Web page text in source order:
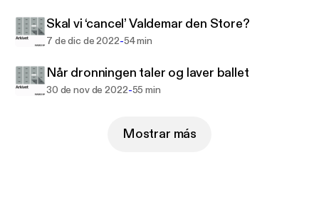
Skal vi ‘cancel’ Valdemar den Store?
7 de dic de 2022-54 min
Når dronningen taler og laver ballet
30 de nov de 2022-55 min
Mostrar más